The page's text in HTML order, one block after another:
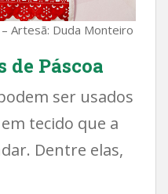
– Artesã: Duda Monteiro
de Páscoa
ser usados
tecido que a
Dentre elas,